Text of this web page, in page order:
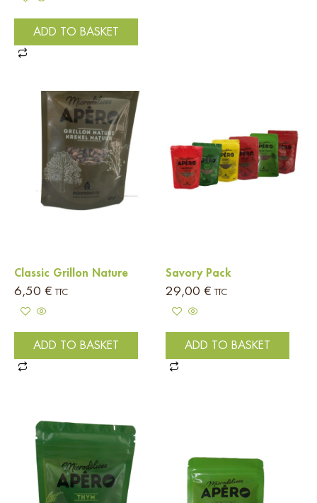
ADD TO BASKET
Classic Grillon Nature
6,50 € TTC
ADD TO BASKET
Savory Pack
29,00 € TTC
ADD TO BASKET